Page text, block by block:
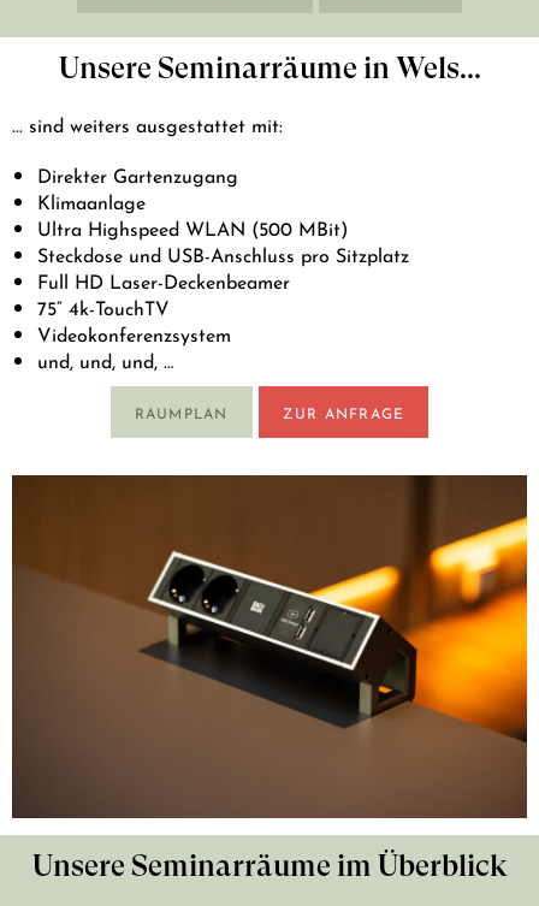
Unsere Seminarräume in Wels...
... sind weiters ausgestattet mit:
Direkter Gartenzugang
Klimaanlage
Ultra Highspeed WLAN (500 MBit)
Steckdose und USB-Anschluss pro Sitzplatz
Full HD Laser-Deckenbeamer
75“ 4k-TouchTV
Videokonferenzsystem
und, und, und, …
RAUMPLAN ZUR ANFRAGE
Unsere Seminarräume im Überblick